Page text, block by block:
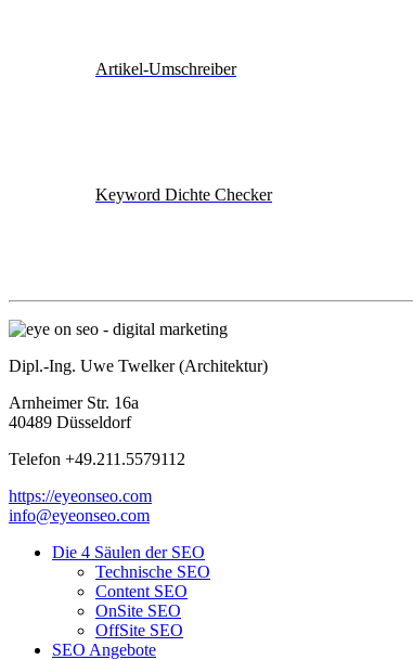
Artikel-Umschreiber
Keyword Dichte Checker
Dipl.-Ing. Uwe Twelker (Architektur)
Arnheimer Str. 16a
40489 Düsseldorf
Telefon +49.211.5579112
https://eyeonseo.com
info@eyeonseo.com
Die 4 Säulen der SEO
Technische SEO
Content SEO
OnSite SEO
OffSite SEO
SEO Angebote